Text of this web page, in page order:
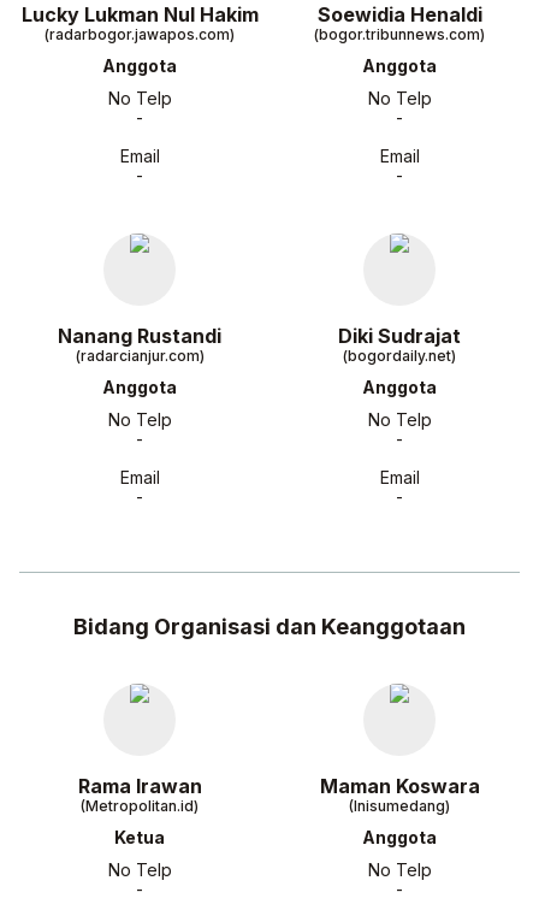
Lucky Lukman Nul Hakim
(radarbogor.jawapos.com)
Anggota
No Telp
-
Email
-
Soewidia Henaldi
(bogor.tribunnews.com)
Anggota
No Telp
-
Email
-
Nanang Rustandi
(radarcianjur.com)
Anggota
No Telp
-
Email
-
Diki Sudrajat
(bogordaily.net)
Anggota
No Telp
-
Email
-
Bidang Organisasi dan Keanggotaan
Rama Irawan
(Metropolitan.id)
Ketua
No Telp
-
Maman Koswara
(Inisumedang)
Anggota
No Telp
-